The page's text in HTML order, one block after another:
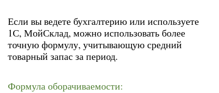
Если вы ведете бухгалтерию или используете
1С, МойСклад, можно использовать более
точную формулу, учитывающую средний
товарный запас за период.
Формула оборачиваемости: